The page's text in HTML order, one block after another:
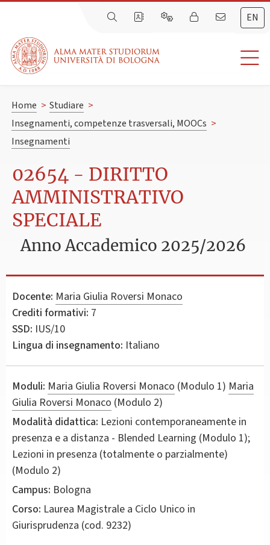
EN
Home > Studiare >
Insegnamenti, competenze trasversali, MOOCs >
Insegnamenti
02654 - DIRITTO
AMMINISTRATIVO
SPECIALE
Anno Accademico 2025/2026
Docente: Maria Giulia Roversi Monaco
Crediti formativi: 7
SSD: IUS/10
Lingua di insegnamento: Italiano
Moduli: Maria Giulia Roversi Monaco (Modulo 1) Maria
Giulia Roversi Monaco (Modulo 2)
Modalità didattica: Lezioni contemporaneamente in
presenza e a distanza - Blended Learning (Modulo 1);
Lezioni in presenza (totalmente o parzialmente)
(Modulo 2)
Campus: Bologna
Corso: Laurea Magistrale a Ciclo Unico in
Giurisprudenza (cod. 9232)